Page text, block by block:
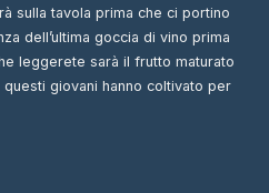
sulla tavola prima che ci portino
dell’ultima goccia di vino prima
leggerete sarà il frutto maturato
giovani hanno coltivato per